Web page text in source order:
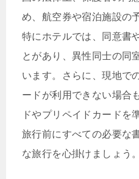
め、航空券や宿泊施設の
特にホテルでは、同意書
とがあり、異性同士の同
います。さらに、現地で
ードが利用できない場合
ドやプリペイドカードを
旅行前にすべての必要な
な旅行を心掛けましょう。